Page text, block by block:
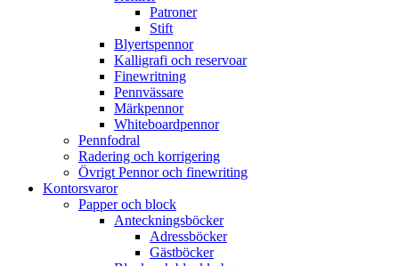
Patroner
Stift
Blyertspennor
Kalligrafi och reservoar
Finewritning
Pennvässare
Märkpennor
Whiteboardpennor
Pennfodral
Radering och korrigering
Övrigt Pennor och finewriting
Kontorsvaror
Papper och block
Anteckningsböcker
Adressböcker
Gästböcker